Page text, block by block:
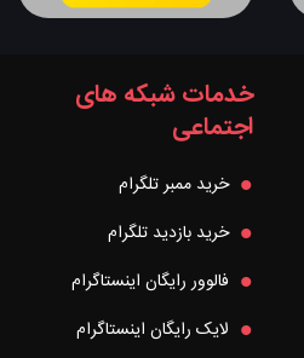
خدمات شبکه های
اجتماعی
خرید ممبر تلگرام
خرید بازدید تلگرام
فالوور رایگان اینستاگرام
لایک رایگان اینستاگرام